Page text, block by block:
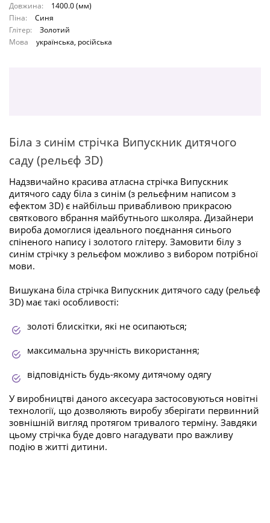
Довжина:
1400.0 (мм)
Піна:
Синя
Глітер:
Золотий
Мова
українська, російська
Біла з синім стрічка Випускник дитячого
саду (рельєф 3D)
Надзвичайно красива атласна стрічка Випускник
дитячого саду біла з синім (з рельєфним написом з
ефектом 3D) є найбільш привабливою прикрасою
святкового вбрання майбутнього школяра. Дизайнери
вироба домоглися ідеального поєднання синього
спіненого напису і золотого глітеру. Замовити білу з
синім стрічку з рельєфом можливо з вибором потрібної
мови.
Вишукана біла стрічка Випускник дитячого саду (рельєф
3D) має такі особливості:
золоті блискітки, які не осипаються;
максимальна зручність використання;
відповідність будь-якому дитячому одягу
У виробництві даного аксесуара застосовуються новітні
технології, що дозволяють виробу зберігати первинний
зовнішній вигляд протягом тривалого терміну. Завдяки
цьому стрічка буде довго нагадувати про важливу
подію в житті дитини.